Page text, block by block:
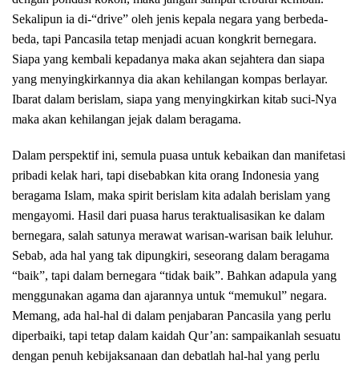
Sekalipun ia di-“drive” oleh jenis kepala negara yang berbeda-
beda, tapi Pancasila tetap menjadi acuan kongkrit bernegara.
Siapa yang kembali kepadanya maka akan sejahtera dan siapa
yang menyingkirkannya dia akan kehilangan kompas berlayar.
Ibarat dalam berislam, siapa yang menyingkirkan kitab suci-Nya
maka akan kehilangan jejak dalam beragama.
Dalam perspektif ini, semula puasa untuk kebaikan dan manifetasi
pribadi kelak hari, tapi disebabkan kita orang Indonesia yang
beragama Islam, maka spirit berislam kita adalah berislam yang
mengayomi. Hasil dari puasa harus teraktualisasikan ke dalam
bernegara, salah satunya merawat warisan-warisan baik leluhur.
Sebab, ada hal yang tak dipungkiri, seseorang dalam beragama
“baik”, tapi dalam bernegara “tidak baik”. Bahkan adapula yang
menggunakan agama dan ajarannya untuk “memukul” negara.
Memang, ada hal-hal di dalam penjabaran Pancasila yang perlu
diperbaiki, tapi tetap dalam kaidah Qur’an: sampaikanlah sesuatu
dengan penuh kebijaksanaan dan debatlah hal-hal yang perlu